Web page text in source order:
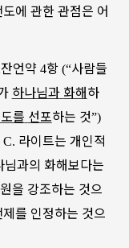
에 관한관점은 어
언약 4항 (“사람들
하나님과 화해하
를 선포하는 것”)
C. 라이트는 개인적
님과의 화해보다는
을 강조하는 것으
제를 인정하는 것으